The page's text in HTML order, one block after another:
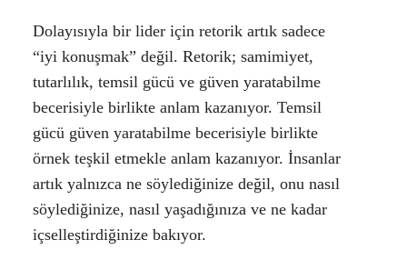
Dolayısıyla bir lider için retorik artık sadece
“iyi konuşmak” değil. Retorik; samimiyet,
tutarlılık, temsil gücü ve güven yaratabilme
becerisiyle birlikte anlam kazanıyor. Temsil
gücü güven yaratabilme becerisiyle birlikte
örnek teşkil etmekle anlam kazanıyor. İnsanlar
artık yalnızca ne söylediğinize değil, onu nasıl
söylediğinize, nasıl yaşadığınıza ve ne kadar
içselleştirdiğinize bakıyor.